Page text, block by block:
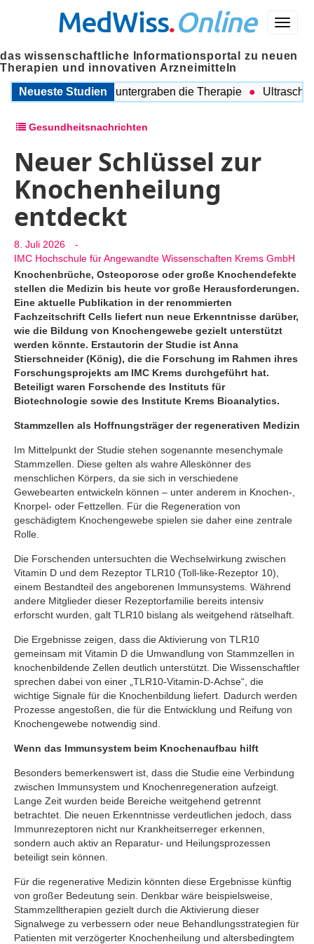
Menü
MedWiss.Online
das wissenschaftliche Informationsportal zu neuen
Therapien und innovativen Arzneimitteln
Neueste Studien
Probleme untergraben die Therapie Ultraschall
Gesundheitsnachrichten
Neuer Schlüssel zur
Knochenheilung
entdeckt
8. Juli 2026
-
IMC Hochschule für Angewandte Wissenschaften Krems GmbH
Knochenbrüche, Osteoporose oder große Knochendefekte
stellen die Medizin bis heute vor große Herausforderungen.
Eine aktuelle Publikation in der renommierten
Fachzeitschrift Cells liefert nun neue Erkenntnisse darüber,
wie die Bildung von Knochengewebe gezielt unterstützt
werden könnte. Erstautorin der Studie ist Anna
Stierschneider (König), die die Forschung im Rahmen ihres
Forschungsprojekts am IMC Krems durchgeführt hat.
Beteiligt waren Forschende des Instituts für
Biotechnologie sowie des Institute Krems Bioanalytics.
Stammzellen als Hoffnungsträger der regenerativen Medizin
Im Mittelpunkt der Studie stehen sogenannte mesenchymale
Stammzellen. Diese gelten als wahre Alleskönner des
menschlichen Körpers, da sie sich in verschiedene
Gewebearten entwickeln können – unter anderem in Knochen-,
Knorpel- oder Fettzellen. Für die Regeneration von
geschädigtem Knochengewebe spielen sie daher eine zentrale
Rolle.
Die Forschenden untersuchten die Wechselwirkung zwischen
Vitamin D und dem Rezeptor TLR10 (Toll-like-Rezeptor 10),
einem Bestandteil des angeborenen Immunsystems. Während
andere Mitglieder dieser Rezeptorfamilie bereits intensiv
erforscht wurden, galt TLR10 bislang als weitgehend rätselhaft.
Die Ergebnisse zeigen, dass die Aktivierung von TLR10
gemeinsam mit Vitamin D die Umwandlung von Stammzellen in
knochenbildende Zellen deutlich unterstützt. Die Wissenschaftler
sprechen dabei von einer „TLR10-Vitamin-D-Achse“, die
wichtige Signale für die Knochenbildung liefert. Dadurch werden
Prozesse angestoßen, die für die Entwicklung und Reifung von
Knochengewebe notwendig sind.
Wenn das Immunsystem beim Knochenaufbau hilft
Besonders bemerkenswert ist, dass die Studie eine Verbindung
zwischen Immunsystem und Knochenregeneration aufzeigt.
Lange Zeit wurden beide Bereiche weitgehend getrennt
betrachtet. Die neuen Erkenntnisse verdeutlichen jedoch, dass
Immunrezeptoren nicht nur Krankheitserreger erkennen,
sondern auch aktiv an Reparatur- und Heilungsprozessen
beteiligt sein können.
Für die regenerative Medizin könnten diese Ergebnisse künftig
von großer Bedeutung sein. Denkbar wäre beispielsweise,
Stammzelltherapien gezielt durch die Aktivierung dieser
Signalwege zu verbessern oder neue Behandlungsstrategien für
Patienten mit verzögerter Knochenheilung und altersbedingtem